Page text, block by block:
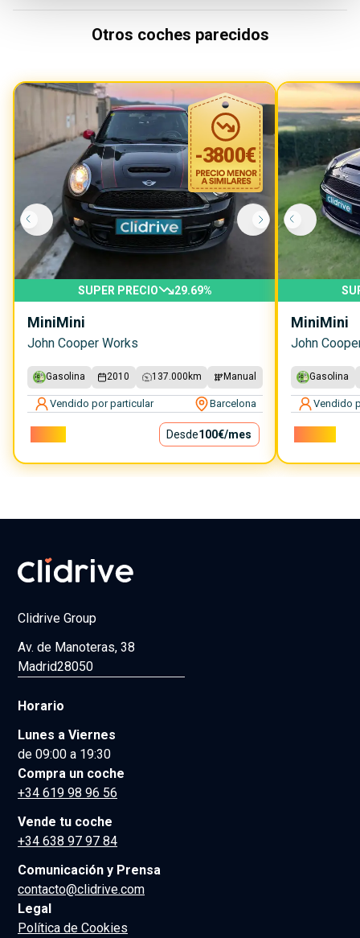
Otros coches parecidos
-3800€
SUPER PRECIO 29.69%
MiniMini
John Cooper Works
Gasolina 2010 137.000 km Manual
Vendido por particular Barcelona
Desde100€/mes
MiniMini
John
Gasolina
Vendido
Clidrive Group
Av. de Manoteras, 38
Madrid28050
Horario
Lunes a Viernes
de 09:00 a 19:30
Compra un coche
+34 619 98 96 56
Vende tu coche
+34 638 97 97 84
Comunicación y Prensa
contacto@clidrive.com
Legal
Política de Cookies